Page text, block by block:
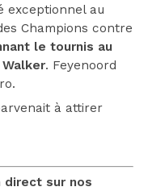
exceptionnel au
Champions contre
le tournis au
. Feyenoord
à attirer
direct sur nos